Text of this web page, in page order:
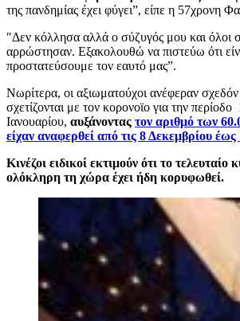
της πανδημίας έχει φύγει”, είπε η 57χρονη
″Δεν κόλλησα αλλά ο σύζυγός μου και όλοι
αρρώστησαν. Εξακολουθώ να πιστεύω ότι
προστατεύσουμε τον εαυτό μας”.
Νωρίτερα, οι αξιωματούχοι ανέφεραν
σχετίζονται με τον κορονοϊο για την
Ιανουαρίου, αυξάνοντας τον αριθμό των
είχαν αναφερθεί από τις 8 Δεκεμβρίου έως
Κινέζοι ειδικοί εκτιμούν ότι το
ολόκληρη τη χώρα έχει ήδη κορυφωθεί.